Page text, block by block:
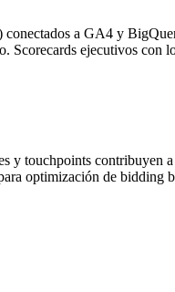
a GA4 y
Scorecards ejecutivos con
y touchpoints
optimización de bidding